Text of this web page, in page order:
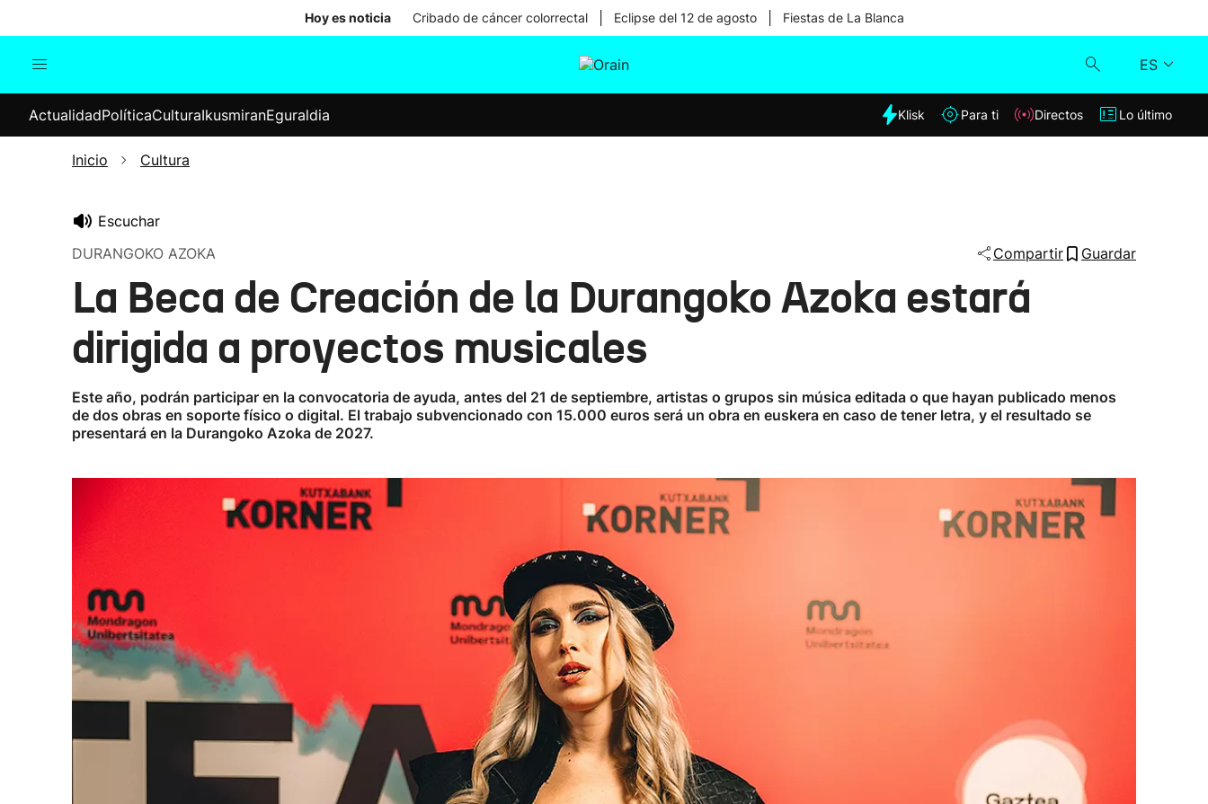
Hoy es noticia Cribado de cáncer colorrectal Eclipse del 12 de agosto Fiestas de La Blanca
ES
Internacional
Elecciones
Klisk
ActualidadPolíticaCulturaIkusmiranEguraldia Klisk Para ti Directos Lo último
Inicio Cultura
Escuchar
DURANGOKO AZOKA
Compartir Guardar
La Beca de Creación de la Durangoko Azoka estará
dirigida a proyectos musicales
Este año, podrán participar en la convocatoria de ayuda, antes del 21 de septiembre, artistas o grupos sin música editada o que hayan publicado menos
de dos obras en soporte físico o digital. El trabajo subvencionado con 15.000 euros será un obra en euskera en caso de tener letra, y el resultado se
presentará en la Durangoko Azoka de 2027.